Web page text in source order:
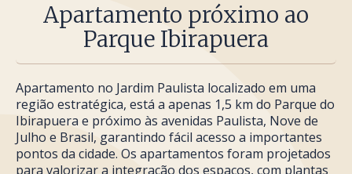
Apartamento próximo ao
Parque Ibirapuera
Apartamento no Jardim Paulista localizado em uma
região estratégica, está a apenas 1,5 km do Parque do
Ibirapuera e próximo às avenidas Paulista, Nove de
Julho e Brasil, garantindo fácil acesso a importantes
pontos da cidade. Os apartamentos foram projetados
para valorizar a integração dos espaços, com plantas